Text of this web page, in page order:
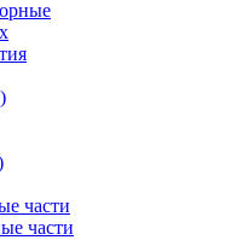
части
части